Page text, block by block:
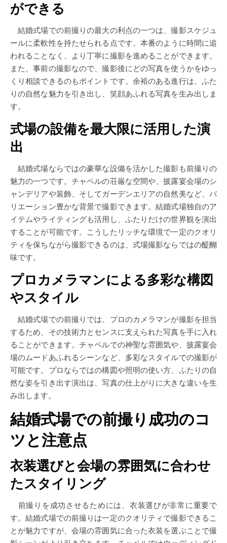
ができる
結婚式場での前撮りの最大の利点の一つは、撮影スケジュ
ールに柔軟性を持たせられる点です。本番のように時間に追
われることなく、より丁寧に撮影を進めることができます。
また、事前の撮影なので、撮影後にどの写真を使うかをゆっ
くり相談できるのもポイントです。余裕のある進行は、ふた
りの自然な魅力を引き出し、笑顔あふれる写真を生み出しま
す。
式場の設備を最大限に活用した演
出
結婚式場ならではの豪華な設備を活かした撮影も前撮りの
魅力の一つです。チャペルの荘厳な空間や、披露宴会場のシ
ャンデリアや装飾、そしてガーデンエリアの自然美など、バ
リエーション豊かな背景で撮影できます。結婚式場独自のア
イテムやライティングも活用し、ふたりだけの世界観を演出
することが可能です。こうしたリッチな環境で一定のクオリ
ティを保ちながら撮影できるのは、式場撮影ならではの醍醐
味です。
プロカメラマンによる多彩な構図
やスタイル
結婚式場での前撮りでは、プロのカメラマンが撮影を担当
するため、その技術力とセンスに支えられた写真を手に入れ
ることができます。チャペルでの神聖な雰囲気や、披露宴会
場のムードあふれるシーンなど、多彩なスタイルでの撮影が
可能です。プロならではの構図や照明の使い方、ふたりの自
然な姿を引き出す演出は、写真の仕上がりに大きな違いを生
み出します。
結婚式場での前撮り成功のコ
ツと注意点
衣装選びと会場の雰囲気に合わせ
たスタイリング
前撮りを成功させるためには、衣装選びが非常に重要で
す。結婚式場での前撮りは一定のクオリティで撮影できるこ
とが魅力ですが、会場の雰囲気に合った衣装を選ぶことで撮